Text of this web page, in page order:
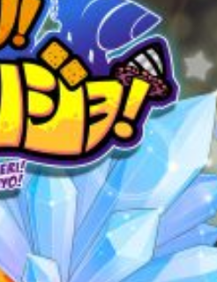
つらいよ！〜
おしゃべり！カケジョ！～奪われた
ドットコインを追え！～
おしゃべり！カケジョ！～奪われた
ドットコインを追え！～スマホ版
おしゃべり！ホリジョ！スタンプ
おしゃべり！ホリジョ！ ～第２弾～
スタンプ
おしゃべり！ホリジョ！